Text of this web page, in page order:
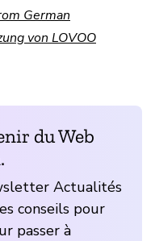
German
von LOVOO
du Web
Actualités
conseils pour
passer à